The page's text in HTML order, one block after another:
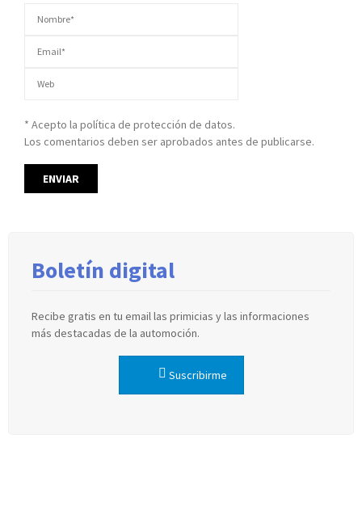
* Acepto la política de protección de datos.
Los comentarios deben ser aprobados antes de publicarse.
Boletín digital
Recibe gratis en tu email las primicias y las informaciones
más destacadas de la automoción.
Suscribirme